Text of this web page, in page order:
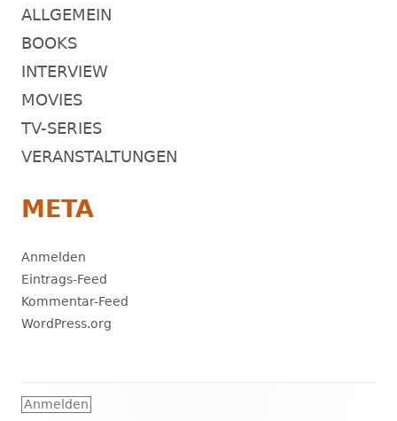
ALLGEMEIN
BOOKS
INTERVIEW
MOVIES
TV-SERIES
VERANSTALTUNGEN
META
Anmelden
Eintrags-Feed
Kommentar-Feed
WordPress.org
Footer
Anmelden